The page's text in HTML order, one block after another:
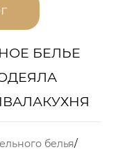
БЕЛЬЕ
КУХНЯ
белья